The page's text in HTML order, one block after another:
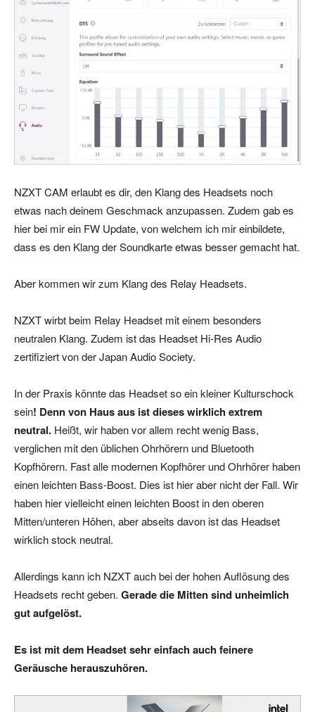
NZXT CAM erlaubt es dir, den Klang des Headsets noch
etwas nach deinem Geschmack anzupassen. Zudem gab es
hier bei mir ein FW Update, von welchem ich mir einbildete,
dass es den Klang der Soundkarte etwas besser gemacht hat.
Aber kommen wir zum Klang des Relay Headsets.
NZXT wirbt beim Relay Headset mit einem besonders
neutralen Klang. Zudem ist das Headset Hi-Res Audio
zertifiziert von der Japan Audio Society.
In der Praxis könnte das Headset so ein kleiner Kulturschock
sein! Denn von Haus aus ist dieses wirklich extrem
neutral. Heißt, wir haben vor allem recht wenig Bass,
verglichen mit den üblichen Ohrhörern und Bluetooth
Kopfhörern. Fast alle modernen Kopfhörer und Ohrhörer haben
einen leichten Bass-Boost. Dies ist hier aber nicht der Fall. Wir
haben hier vielleicht einen leichten Boost in den oberen
Mitten/unteren Höhen, aber abseits davon ist das Headset
wirklich stock neutral.
Allerdings kann ich NZXT auch bei der hohen Auflösung des
Headsets recht geben. Gerade die Mitten sind unheimlich
gut aufgelöst.
Es ist mit dem Headset sehr einfach auch feinere
Geräusche herauszuhören.